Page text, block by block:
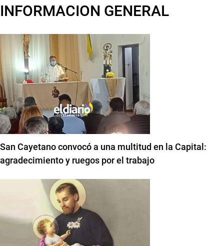
INFORMACION GENERAL
San Cayetano convocó a una multitud en la Capital:
agradecimiento y ruegos por el trabajo